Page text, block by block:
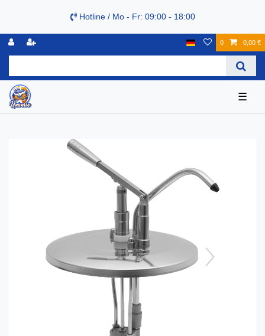
Hotline / Mo - Fr: 09:00 - 18:00
0 0,00 €
☰